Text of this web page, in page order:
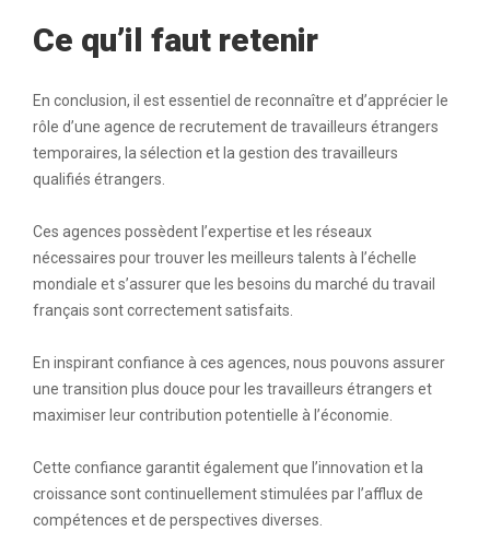
Ce qu’il faut retenir
En conclusion, il est essentiel de reconnaître et d’apprécier le
rôle d’une agence de recrutement de travailleurs étrangers
temporaires, la sélection et la gestion des travailleurs
qualifiés étrangers.
Ces agences possèdent l’expertise et les réseaux
nécessaires pour trouver les meilleurs talents à l’échelle
mondiale et s’assurer que les besoins du marché du travail
français sont correctement satisfaits.
En inspirant confiance à ces agences, nous pouvons assurer
une transition plus douce pour les travailleurs étrangers et
maximiser leur contribution potentielle à l’économie.
Cette confiance garantit également que l’innovation et la
croissance sont continuellement stimulées par l’afflux de
compétences et de perspectives diverses.